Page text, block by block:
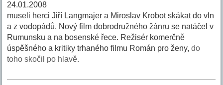
24.01.2008
museli herci Jiří Langmajer a Miroslav Krobot skákat do vln
a z vodopádů. Nový film dobrodružného žánru se natáčel v
Rumunsku a na bosenské řece. Režisér komerčně
úspěšného a kritiky trhaného filmu Román pro ženy,do
toho skočil po hlavě.